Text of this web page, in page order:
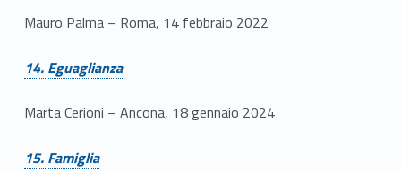
Mauro Palma – Roma, 14 febbraio 2022
Link identifier #identifier__166776-16
14. Eguaglianza
Marta Cerioni – Ancona, 18 gennaio 2024
Link identifier #identifier__97027-17
15. Famiglia